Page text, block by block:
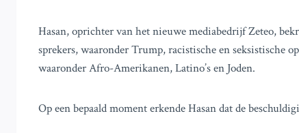
Hasan, oprichter van het nieuwe mediabedrijf Zeteo,
sprekers, waaronder Trump, racistische en seksistische
waaronder Afro-Amerikanen, Latino’s en Joden.
Op een bepaald moment erkende Hasan dat de